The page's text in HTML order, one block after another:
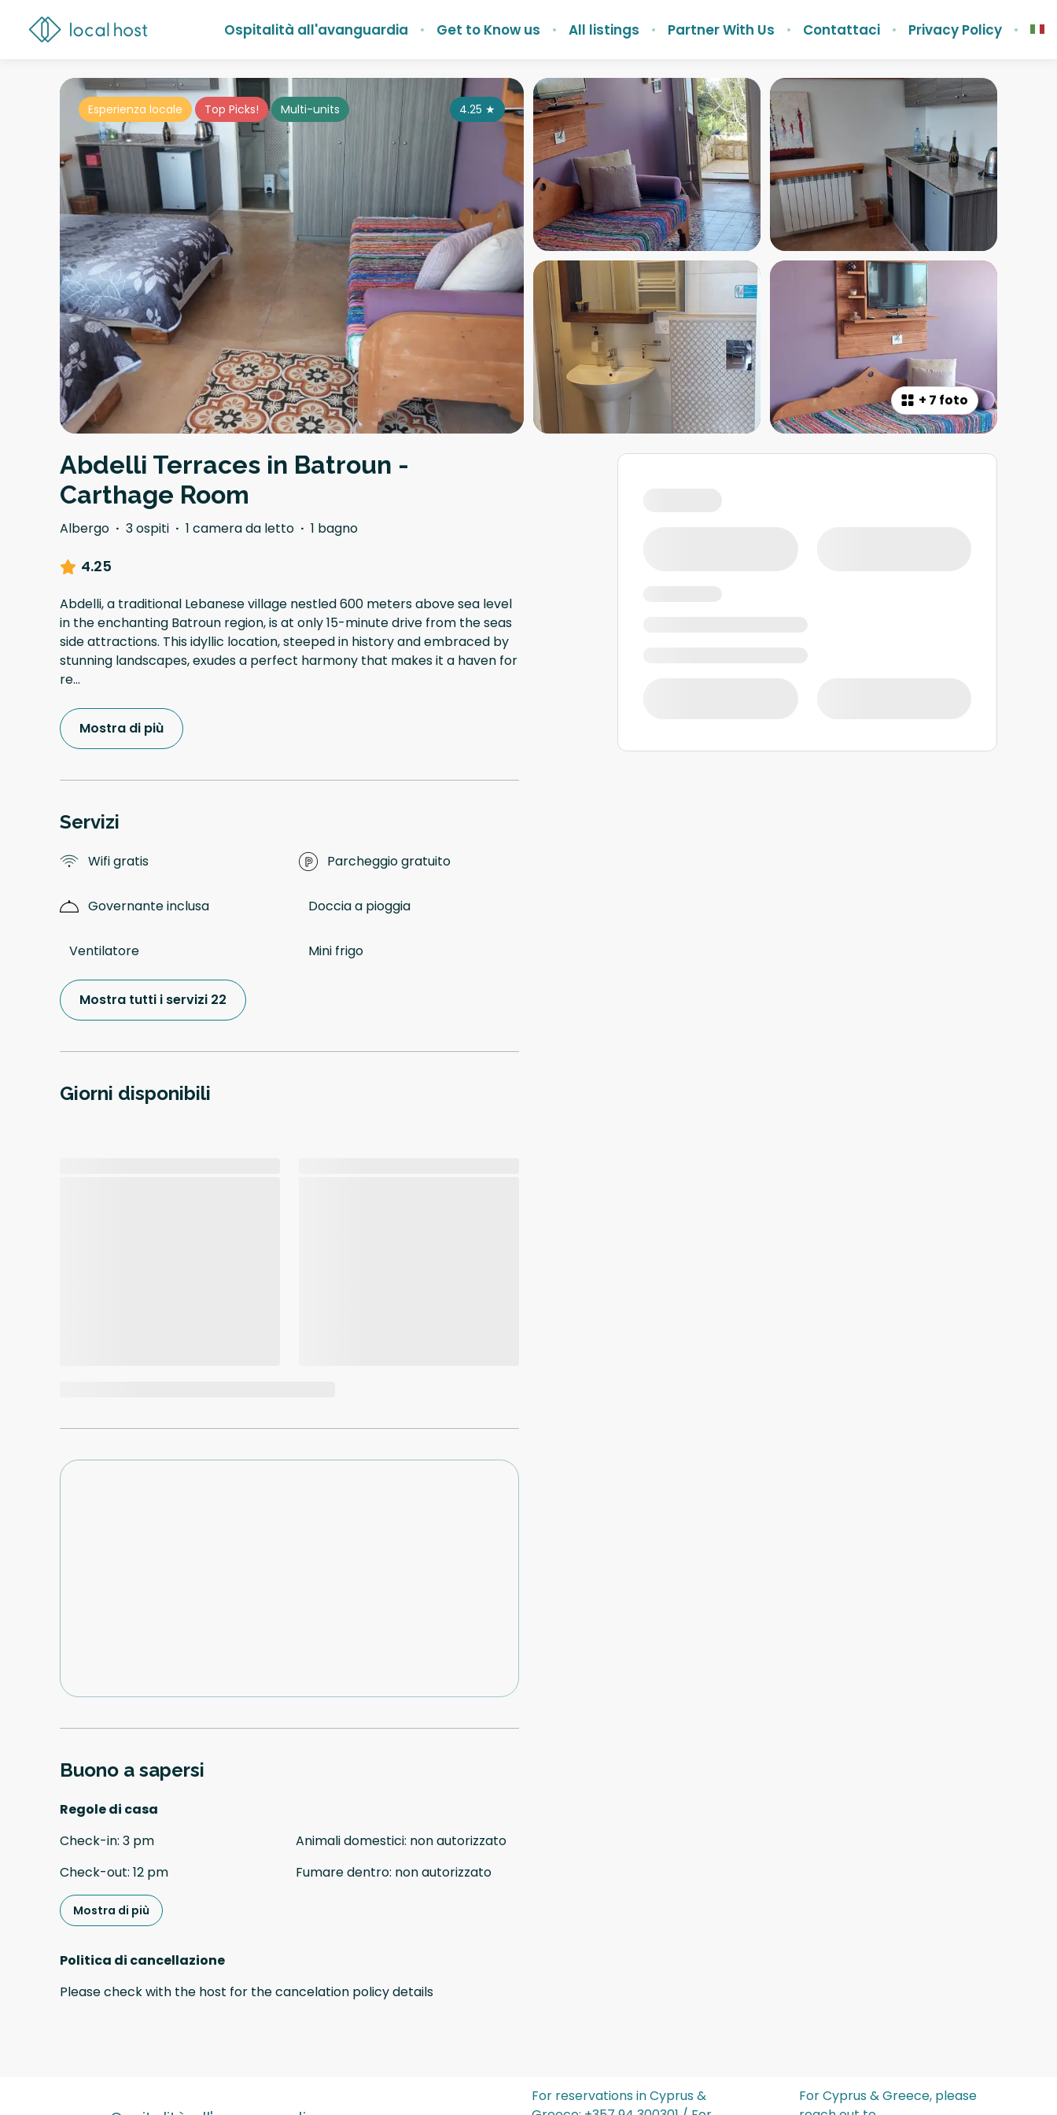
Ospitalità all'avanguardia Get to Know us All listings Partner With Us Contattaci Privacy Policy
+ 7 foto
4.25 ★
Esperienza locale Top Picks! Multi-units
Abdelli Terraces in Batroun -
Carthage Room
Albergo · 3 ospiti · 1 camera da letto · 1 bagno
4.25
Abdelli, a traditional Lebanese village nestled 600 meters above sea level
in the enchanting Batroun region, is at only 15-minute drive from the seas
side attractions. This idyllic location, steeped in history and embraced by
stunning landscapes, exudes a perfect harmony that makes it a haven for
re...
Mostra di più
Servizi
Wifi gratis Parcheggio gratuito
Governante inclusa Doccia a pioggia
Ventilatore Mini frigo
Mostra tutti i servizi 22
Giorni disponibili
Buono a sapersi
Regole di casa
Check-in: 3 pm
Check-out: 12 pm
Animali domestici: non autorizzato
Fumare dentro: non autorizzato
Mostra di più
Politica di cancellazione
Please check with the host for the cancelation policy details
For reservations in Cyprus &
For Cyprus & Greece, please